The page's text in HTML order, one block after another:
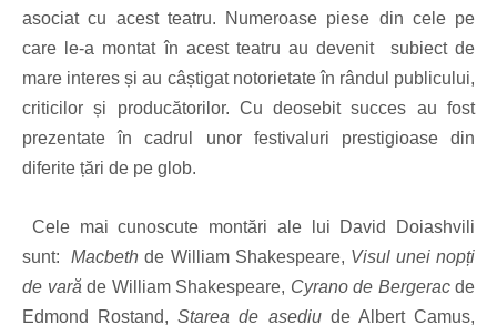
asociat cu acest teatru. Numeroase piese din cele pe
care le-a montat în acest teatru au devenit subiect de
mare interes și au câștigat notorietate în rândul publicului,
criticilor și producătorilor. Cu deosebit succes au fost
prezentate în cadrul unor festivaluri prestigioase din
diferite țări de pe glob.
Cele mai cunoscute montări ale lui David Doiashvili
sunt:Macbethde William Shakespeare, Visul unei nopți
de vară de William Shakespeare, Cyrano de Bergeracde
Edmond Rostand,Starea de asediu de Albert Camus,